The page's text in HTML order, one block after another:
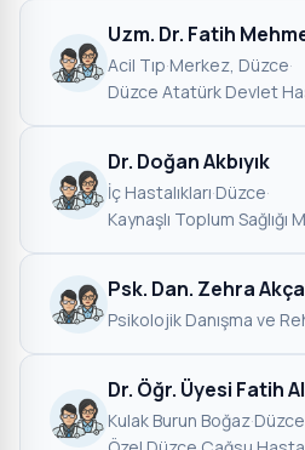
Uzm. Dr. Fatih
Acil Tıp·Merkez, Düzce·
Düzce Atatürk Devlet
Dr. Doğan Akbıyık
İç Hastalıkları·Düzce·
Kaynaşlı Toplum Sağlığı
Psk. Dan. Zehra
Psikolojik Danışma ve
Dr. Öğr. Üyesi Fatih
Kulak Burun Boğaz·Düzce